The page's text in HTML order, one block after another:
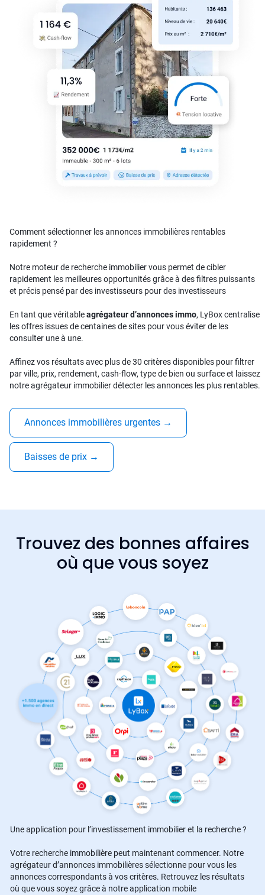
Comment sélectionner les annonces immobilières rentables
rapidement ?
Notre moteur de recherche immobilier vous permet de cibler
rapidement les meilleures opportunités grâce à des filtres puissants
et précis pensé par des investisseurs pour des investisseurs
En tant que véritableagrégateur d’annonces immo, LyBox centralise
les offres issues de centaines de sites pour vous éviter de les
consulter une à une.
Affinez vos résultats avec plus de 30 critères disponibles pour filtrer
par ville, prix, rendement, cash-flow, type de bien ou surface et laissez
notre agrégateur immobilier détecter les annonces les plus rentables.
Annonces immobilières urgentes →
Baisses de prix →
Trouvez des bonnes affaires
où que vous soyez
Une application pour l’investissement immobilier et la recherche ?
Votre recherche immobilière peut maintenant commencer. Notre
agrégateur d’annonces immobilières sélectionne pour vous les
annonces correspondants à vos critères. Retrouvez les résultats
où que vous soyez grâce à notre application mobile